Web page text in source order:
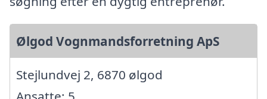
Ølgod Vognmandsforretning ApS
Stejlundvej 2, 6870 ølgod